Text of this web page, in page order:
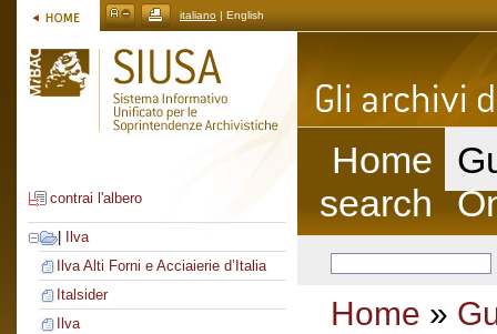
italiano | English
contrai l'albero
Ilva
Ilva Alti Forni e Acciaierie d’Italia
Italsider
Ilva
Home
search
Home »